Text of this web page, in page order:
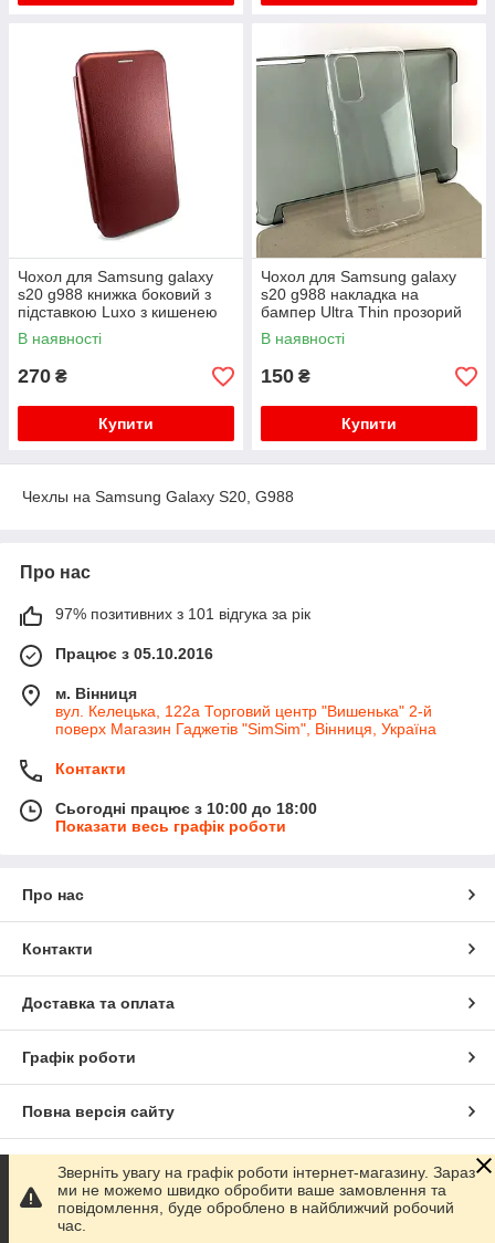
Чохол для Samsung galaxy
s20 g988 книжка боковий з
підставкою Luxo з кишенею
для карт і купюр бордовий
В наявності
270 ₴
Купити
Чохол для Samsung galaxy
s20 g988 накладка на
бампер Ultra Thin прозорий
силіконовий
В наявності
150 ₴
Купити
Чехлы на Samsung Galaxy S20, G988
Про нас
97% позитивних з 101 відгука за рік
Працює з 05.10.2016
м. Вінниця
вул. Келецька, 122а Торговий центр "Вишенька" 2-й
поверх Магазин Гаджетів "SimSim", Вінниця, Україна
Контакти
Сьогодні працює з 10:00 до 18:00
Показати весь графік роботи
Про нас
Контакти
Доставка та оплата
Графік роботи
Повна версія сайту
Сайт створено на маркетплейсі Prom.ua
Політика конфіденційності
Зверніть увагу на графік роботи інтернет-магазину. Зараз
ми не можемо швидко обробити ваше замовлення та
повідомлення, буде оброблено в найближчий робочий
час.